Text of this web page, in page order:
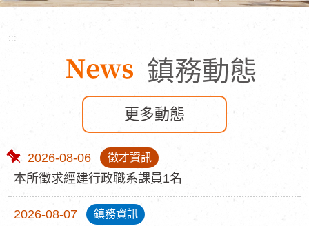
:::
鎮務動態
更多動態
頂
2026-08-06 徵才資訊
本所徵求經建行政職系課員1名
2026-08-07 鎮務資訊